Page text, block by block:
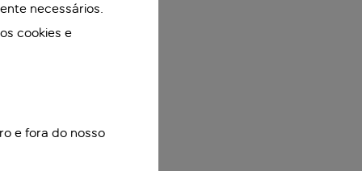
necessários.
cookies e
e fora do nosso